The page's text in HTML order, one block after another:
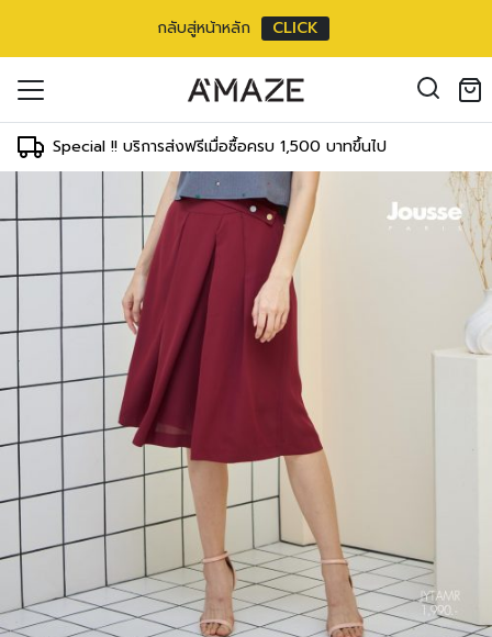
กลับสู่หน้าหลัก CLICK
Special !! บริการส่งฟรีเมื่อซื้อครบ 1,500 บาทขึ้นไป
in the cart.
address*
ข้าสู่ระบบด้วย LINE
คลิกที่นี่เพื่อสมัครสมาชิก
ณเพื่อรองรับประสบการณ์การใช้งาน
รวมถึงจุดประสงค์อื่นๆ ตาม
Register
ข้าสู่ระบบด้วย LINE